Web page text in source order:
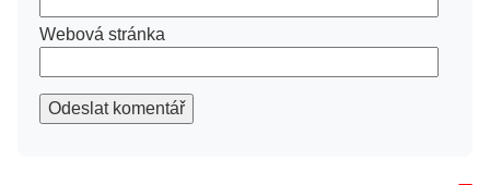
Webová stránka
Odeslat komentář